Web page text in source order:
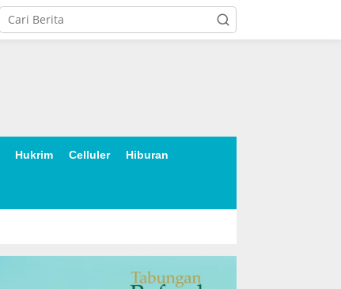
Hukrim Celluler Hiburan